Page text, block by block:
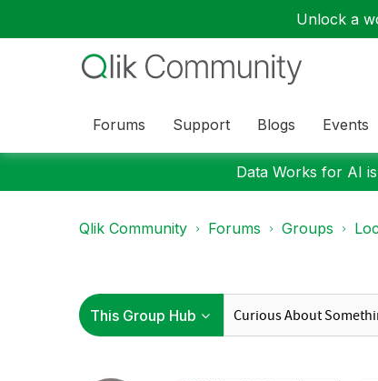
Unlock a
Forums Support Blogs Events
Data Works for AI
Qlik Community Forums Groups